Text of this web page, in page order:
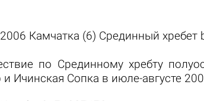
2006 Камчатка (6) Срединный хребет
по Срединному хребту
и Ичинская Сопка в июле-августе